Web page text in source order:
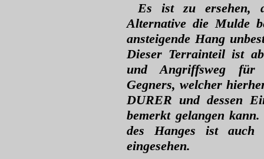
Es ist zu ersehen,
Alternative die Mulde
ansteigende Hang
Dieser Terrainteil ist
und Angriffsweg für
Gegners, welcher
DURER und dessen
bemerkt gelangen
des Hanges ist
eingesehen.